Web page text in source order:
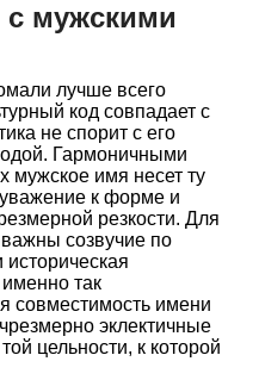
мужскими
лучше всего
код совпадает с
не спорит с его
Гармоничными
мужское имя несет ту
к форме и
резкости. Для
созвучие по
так
совместимость имени
эклектичные
цельности, к которой